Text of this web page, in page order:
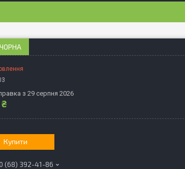
з 29 серпня 2026
Купити
(68) 392-41-86